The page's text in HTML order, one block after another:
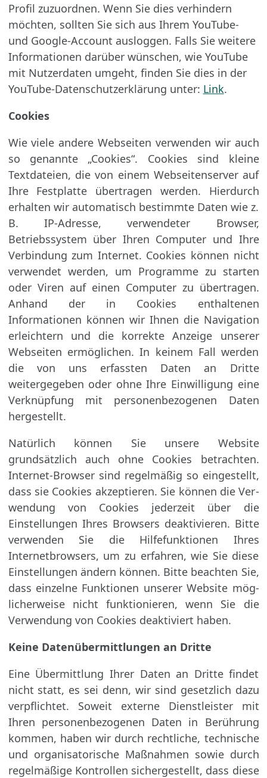
Profil zuzuordnen. Wenn Sie dies verhindern
möchten, sollten Sie sich aus Ihrem YouTube-
und Google-Account ausloggen. Falls Sie weitere
Informationen darüber wünschen, wie YouTube
mit Nutzerdaten umgeht, finden Sie dies in der
YouTube-Datenschutzerklärung unter: Link.
Cookies
Wie viele andere Webseiten verwenden wir auch
so genannte „Cookies“. Cookies sind kleine
Textdateien, die von einem Webseitenserver auf
Ihre Festplatte übertragen werden. Hier­durch
erhalten wir automatisch bestimmte Daten wie z.
B. IP-Adresse, verwendeter Browser,
Betriebssystem über Ihren Computer und Ihre
Verbindung zum Internet. Cookies können nicht
verwendet werden, um Programme zu starten
oder Viren auf einen Computer zu übertragen.
Anhand der in Cookies enthaltenen
Informationen können wir Ihnen die Navigation
erleichtern und die korrekte Anzeige unserer
Webseiten ermöglichen. In keinem Fall werden
die von uns erfassten Daten an Dritte
weitergegeben oder ohne Ihre Einwilligung eine
Verknüpfung mit personenbezogenen Daten
hergestellt.
Natürlich können Sie unsere Website
grundsätzlich auch ohne Cookies betrachten.
Internet-Browser sind regelmäßig so eingestellt,
dass sie Cookies akzeptieren. Sie können die Ver­
wendung von Cookies jederzeit über die
Einstellungen Ihres Browsers deaktivieren. Bitte
ver­wenden Sie die Hilfefunktionen Ihres
Internetbrowsers, um zu erfahren, wie Sie diese
Ein­stellungen ändern können. Bitte beachten Sie,
dass einzelne Funktionen unserer Website mög­
licherweise nicht funktionieren, wenn Sie die
Verwendung von Cookies deaktiviert haben.
Keine Datenübermittlungen an Dritte
Eine Übermittlung Ihrer Daten an Dritte findet
nicht statt, es sei denn, wir sind gesetzlich dazu
verpflichtet. Soweit externe Dienstleister mit
Ihren personenbezogenen Daten in Berührung
kommen, haben wir durch rechtliche, technische
und organisatorische Maß­nahmen sowie durch
regelmäßige Kontrollen sichergestellt, dass diese